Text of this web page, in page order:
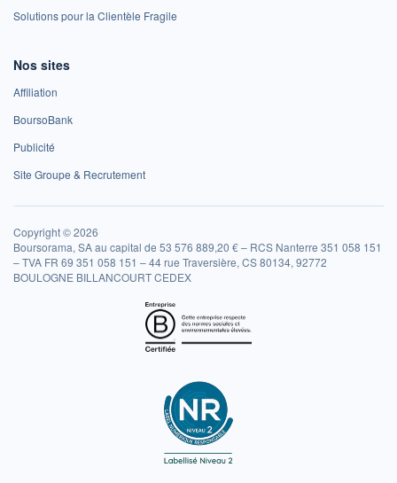
Solutions pour la Clientèle Fragile
Nos sites
Affiliation
BoursoBank
Publicité
Site Groupe & Recrutement
Copyright © 2026
Boursorama, SA au capital de 53 576 889,20 € – RCS Nanterre 351 058 151
– TVA FR 69 351 058 151 – 44 rue Traversière, CS 80134, 92772
BOULOGNE BILLANCOURT CEDEX